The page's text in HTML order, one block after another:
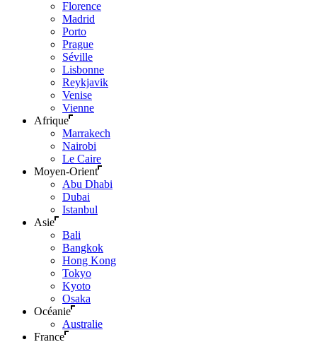
Florence
Madrid
Porto
Prague
Séville
Lisbonne
Reykjavik
Venise
Vienne
Afrique
Marrakech
Nairobi
Le Caire
Moyen-Orient
Abu Dhabi
Dubai
Istanbul
Asie
Bali
Bangkok
Hong Kong
Tokyo
Kyoto
Osaka
Océanie
Australie
France